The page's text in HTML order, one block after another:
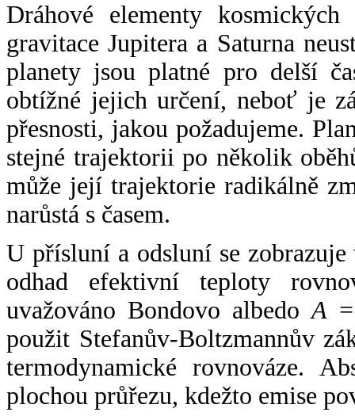
Dráhové elementy
gravitace Jupitera a Saturna
planety jsou platné pro delší
obtížné jejich určení, neboť je
přesnosti, jakou požadujeme.
stejné trajektorii po několik
může její trajektorie radikálně
narůstá s časem.
U přísluní a odsluní se
odhad efektivní teploty
uvažováno Bondovo albedoA
použit Stefanův-Boltzmannův
termodynamické rovnováze.
plochou průřezu, kdežto emise